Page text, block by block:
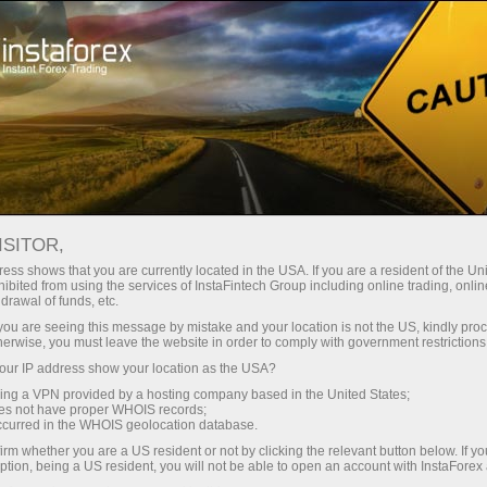
InstaForex-এর সাথে থেকে আপনি সত্যিকারের
লিভারেজ, মার্কেটের সেরা স্প্রেড ও কমিশন এবং
স্টক ও ইনডেক্স ট্রেডিংয়ের জন্য সুবিধাজনক
শর্তাবলী।
স্বল্প
প্রতিটি ডিপোজিটে
30% বোনাস
গতির
পরিচয় ট্রেডিংয়ে এবং হাইওয়েতে পাওয়া যায়
shows that you are currently located in the USA. If you are a resident of the
from using the services of InstaFintech Group including online trading,
of funds, etc.
are seeing this message by mistake and your location is not the US, kindly
you must leave the website in order to comply with government
IP address show your location as the USA?
a VPN provided by a hosting company based in the United States;
not have proper WHOIS records;
in the WHOIS geolocation database.
whether you are a US resident or not by clicking the relevant button below. If
being a US resident, you will not be able to open an account with InstaForex